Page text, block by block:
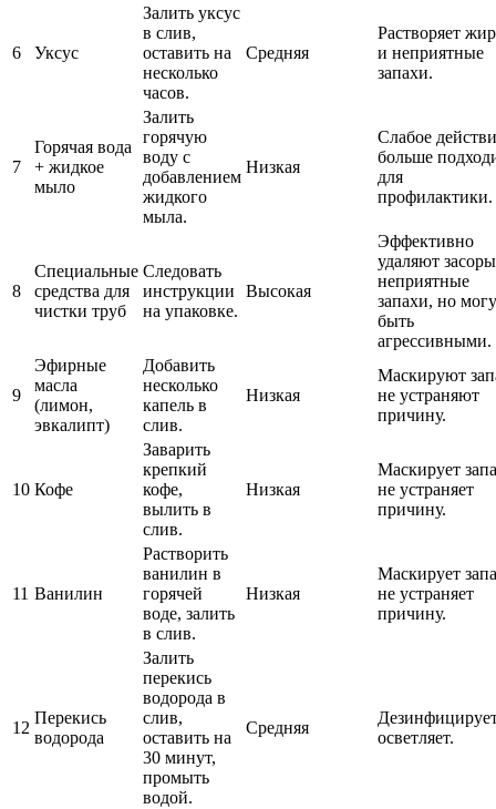
6 Уксус
Залить уксус
в слив,
оставить на
несколько
часов.
Средняя
Растворяет
и неприятные
запахи.
7
Горячая вода
+ жидкое
мыло
Залить
горячую
воду с
добавлением
жидкого
мыла.
Низкая
Слабое
больше
для
профилактики.
8
Специальные
средства для
чистки труб
Следовать
инструкции
на упаковке.
Высокая
Эффективно
удаляют
неприятные
запахи, но
быть
агрессивными.
9
Эфирные
масла
(лимон,
эвкалипт)
Добавить
несколько
капель в
слив.
Низкая
Маскируют
не устраняют
причину.
10 Кофе
Заварить
крепкий
кофе,
вылить в
слив.
Низкая
Маскирует
не устраняет
причину.
11 Ванилин
Растворить
ванилин в
горячей
воде, залить
в слив.
Низкая
Маскирует
не устраняет
причину.
12
Перекись
водорода
Залить
перекись
водорода в
слив,
оставить на
30 минут,
промыть
водой.
Средняя
осветляет.